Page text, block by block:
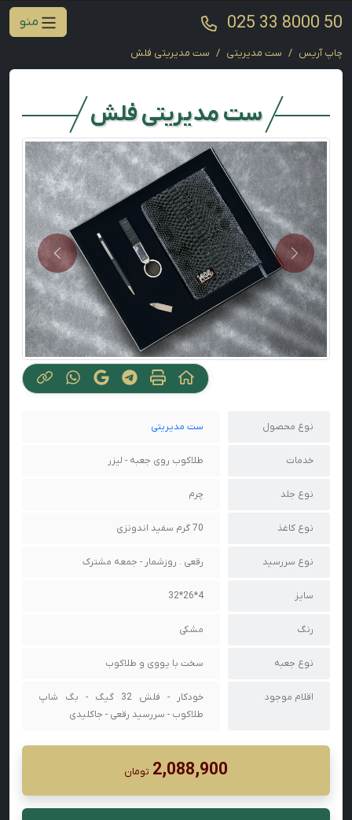
025 33 8000 50 منو
چاپ آریس ست مدیریتی ست مدیریتی فلش
ست مدیریتی فلش
Previous
Next
نوع محصول ست مدیریتی
خدمات طلاکوب روی جعبه - لیزر
نوع جلد چرم
نوع کاغذ 70 گرم سفید اندونزی
نوع سررسید رقعی . روزشمار - جمعه مشترک
سایز 4*26*32
رنگ مشکی
نوع جعبه سخت با یووی و طلاکوب
اقلام موجود
خودکار - فلش 32 گیگ - بگ شاپ
طلاکوب - سررسید رقعی - جاکلیدی
2,088,900 تومان